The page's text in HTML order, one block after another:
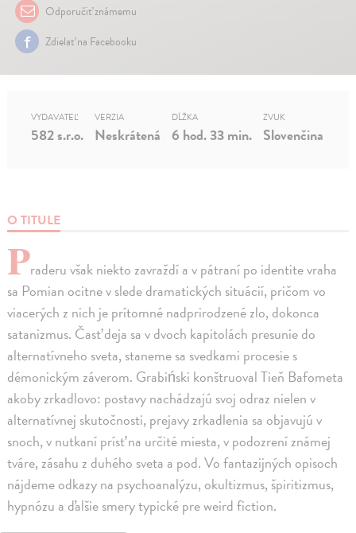
Odporučiť známemu
Zdielať na Facebooku
O TITULE
Praderu však niekto zavraždí a v pátraní po identite vraha
sa Pomian ocitne v slede dramatických situácií, pričom vo
viacerých z nich je prítomné nadprirodzené zlo, dokonca
satanizmus. Časť deja sa v dvoch kapitolách presunie do
alternatívneho sveta, staneme sa svedkami procesie s
démonickým záverom. Grabiński konštruoval Tieň Bafometa
akoby zrkadlovo: postavy nachádzajú svoj odraz nielen v
alternatívnej skutočnosti, prejavy zrkadlenia sa objavujú v
snoch, v nutkaní prísť na určité miesta, v podozrení známej
tváre, zásahu z duhého sveta a pod. Vo fantazijných opisoch
nájdeme odkazy na psychoanalýzu, okultizmus, špiritizmus,
hypnózu a ďalšie smery typické pre weird fiction.
VYDAVATEĽ
582 s.r.o.
VERZIA
Neskrátená
DĹŽKA
6 hod. 33 min.
ZVUK
Slovenčina